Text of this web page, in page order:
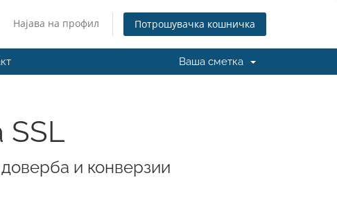
Најава на профил Потрошувачка кошничка
Ваша сметка
SSL
доверба и конверзии